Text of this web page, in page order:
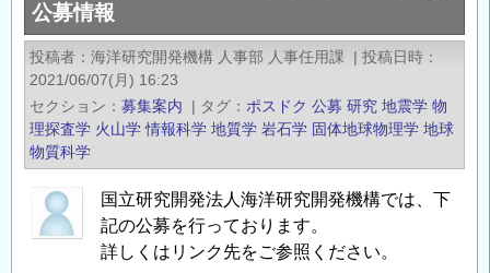
レ
ー
ト
構
造
研
究
グ
ル
法
人
海
研
究
開
発
公募情報
投稿者 海洋研究開発機構 人事部 人事任用課 | 投稿日時
2021/06/07(月) 16:23
セクション
募集案内 | タグ ポスドク 公募 研究 地震学 物
理探査学 火山学 情報科学 地質学 岩石学 固体地球物理学 地球
物質科学
国立研究開発法人海洋研究開発機構では、下
記の公募を行っております。
詳しくはリンク先をご参照ください。